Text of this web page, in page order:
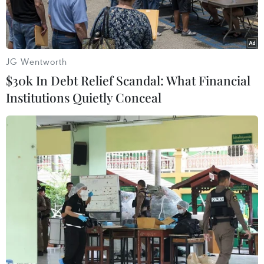
Ảnh minh họa. (Ảnh: T.H/Vietnam+)
Trước những rủi ro tiềm ẩn khi tham gia các
nền tảng của dịch vụ cho vay ngang hàng (P2P
JG Wentworth
$30k In Debt Relief Scandal: What Financial
Institutions Quietly Conceal